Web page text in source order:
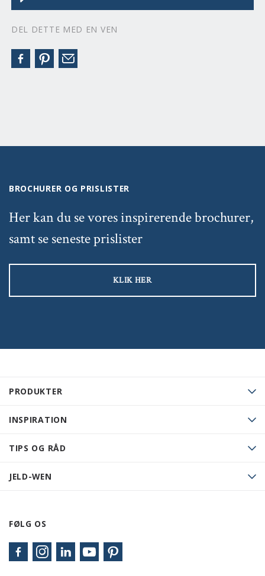
DEL DETTE MED EN VEN
PRODUKTER
INSPIRATION
TIPS OG RÅD
JELD-WEN
FØLG OS
BROCHURER OG PRISLISTER
Her kan du se vores inspirerende brochurer,
samt se seneste prislister
KLIK HER